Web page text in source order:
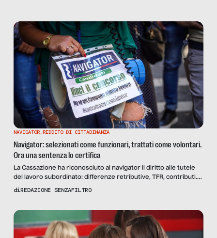
NAVIGATOR,REDDITO DI CITTADINANZA
Navigator: selezionati come funzionari, trattati come volontari.
Ora una sentenza lo certifica
La Cassazione ha riconosciuto ai navigator il diritto alle tutele
del lavoro subordinato: differenze retributive, TFR, contributi.
La sentenza arriva sette anni dopo una selezione pubblica
necessità tecnica – dentro centri per l’impiego che già di loro
non funzionavano, non erano informatizzati e spesso non
avevano alcuna intenzione di collaborare. Oggi quegli stessi
diREDAZIONE SENZAFILTRO